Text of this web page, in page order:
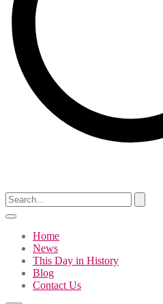
Home
News
This Day in History
Blog
Contact Us